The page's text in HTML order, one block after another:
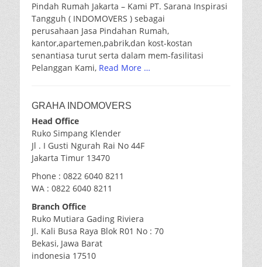
Pindah Rumah Jakarta – Kami PT. Sarana Inspirasi
Tangguh ( INDOMOVERS ) sebagai
perusahaan Jasa Pindahan Rumah,
kantor,apartemen,pabrik,dan kost-kostan
senantiasa turut serta dalam mem-fasilitasi
Pelanggan Kami, Read More …
GRAHA INDOMOVERS
Head Office
Ruko Simpang Klender
Jl . I Gusti Ngurah Rai No 44F
Jakarta Timur 13470
Phone : 0822 6040 8211
WA : 0822 6040 8211
Branch Office
Ruko Mutiara Gading Riviera
Jl. Kali Busa Raya Blok R01 No : 70
Bekasi, Jawa Barat
indonesia 17510